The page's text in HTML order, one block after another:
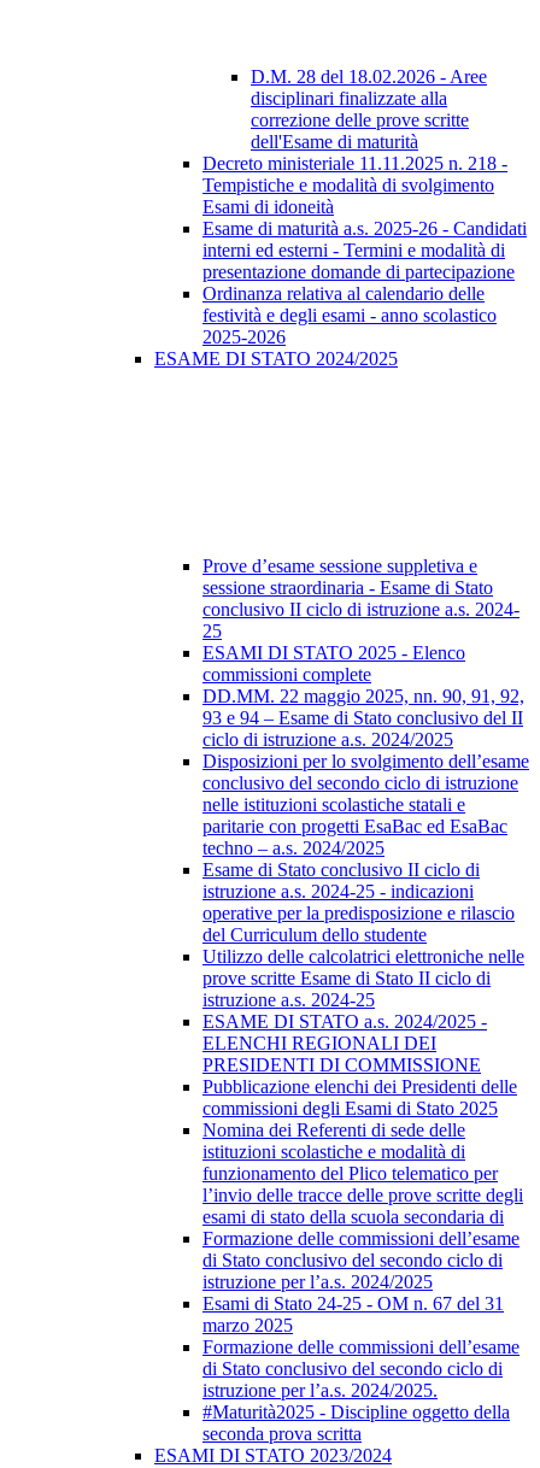
D.M. 28 del 18.02.2026 - Aree
disciplinari finalizzate alla
correzione delle prove scritte
dell'Esame di maturità
Decreto ministeriale 11.11.2025 n. 218 -
Tempistiche e modalità di svolgimento
Esami di idoneità
Esame di maturità a.s. 2025-26 - Candidati
interni ed esterni - Termini e modalità di
presentazione domande di partecipazione
Ordinanza relativa al calendario delle
festività e degli esami - anno scolastico
2025-2026
ESAME DI STATO 2024/2025
Prove d’esame sessione suppletiva e
sessione straordinaria - Esame di Stato
conclusivo II ciclo di istruzione a.s. 2024-
25
ESAMI DI STATO 2025 - Elenco
commissioni complete
DD.MM. 22 maggio 2025, nn. 90, 91, 92,
93 e 94 – Esame di Stato conclusivo del II
ciclo di istruzione a.s. 2024/2025
Disposizioni per lo svolgimento dell’esame
conclusivo del secondo ciclo di istruzione
nelle istituzioni scolastiche statali e
paritarie con progetti EsaBac ed EsaBac
techno – a.s. 2024/2025
Esame di Stato conclusivo II ciclo di
istruzione a.s. 2024-25 - indicazioni
operative per la predisposizione e rilascio
del Curriculum dello studente
Utilizzo delle calcolatrici elettroniche nelle
prove scritte Esame di Stato II ciclo di
istruzione a.s. 2024-25
ESAME DI STATO a.s. 2024/2025 -
ELENCHI REGIONALI DEI
PRESIDENTI DI COMMISSIONE
Pubblicazione elenchi dei Presidenti delle
commissioni degli Esami di Stato 2025
Nomina dei Referenti di sede delle
istituzioni scolastiche e modalità di
funzionamento del Plico telematico per
l’invio delle tracce delle prove scritte degli
esami di stato della scuola secondaria di
Formazione delle commissioni dell’esame
di Stato conclusivo del secondo ciclo di
istruzione per l’a.s. 2024/2025
Esami di Stato 24-25 - OM n. 67 del 31
marzo 2025
Formazione delle commissioni dell’esame
di Stato conclusivo del secondo ciclo di
istruzione per l’a.s. 2024/2025.
#Maturità2025 - Discipline oggetto della
seconda prova scritta
ESAMI DI STATO 2023/2024